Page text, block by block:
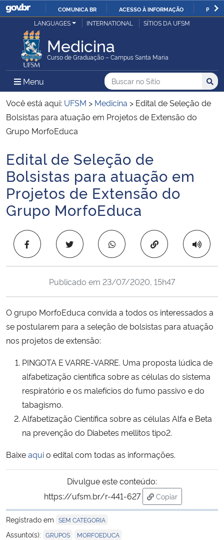
IR
O
COMUNICA BR ACESSO À INFORMAÇÃO
Ministério da Justiça e Segurança Pública
Ministério da Defesa
Ministério das Relações Exteriores
Ministério da Economia
Ministério da Infraestrutura
Ministério da Agricultura, Pecuária e Abastecimento
Ministério da Educação
Ministério da Cidadania
Ministério da Saúde
Ministério de Minas e Energia
Ministério da Ciência, Tecnologia, Inovações e Comunicações
Ministério do Meio Ambiente
Ministério do Turismo
Ministério do Desenvolvimento Regional
Controladoria-Geral da União
Secretaria-Geral
Secretaria de Governo
Gabinete de Segurança Institucional
LANGUAGES INTERNATIONAL SÍTIOS DA UFSM
Medicina
Curso de Graduação – Campus Santa Maria
Menu Menu Principal do Sítio
Busca
Buscar no no Sítio
Busca:
Você está aqui: UFSM > Medicina > Edital de Seleção de
Bolsistas para atuação em Projetos de Extensão do
Grupo MorfoEduca
Início do conteúdo
Edital de Seleção de
Bolsistas para atuação em
Projetos de Extensão do
Grupo MorfoEduca
Copiar para área
Publicado em 23/07/2020, 15h47
O grupo MorfoEduca convida a todos os interessados a
se postularem para a seleção de bolsistas para atuação
nos projetos de extensão:
PINGOTA E VARRE-VARRE. Uma proposta lúdica de
alfabetização científica sobre as células do sistema
respiratório e os malefícios do fumo passivo e do
tabagismo.
Alfabetização Científica sobre as células Alfa e Beta
na prevenção do Diabetes mellitos tipo2.
Baixeaquio edital com todas as informações.
Divulgue este conteúdo:
https://ufsm.br/r-441-627
Copiar
para área de
Registrado em SEM CATEGORIA
Assunto(s): GRUPOS MORFOEDUCA